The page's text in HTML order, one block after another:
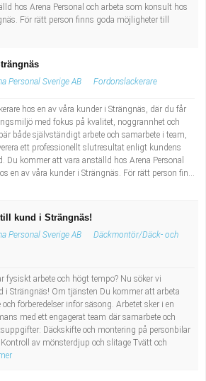
hos Arena Personal och arbeta som konsult hos
För rätt person finns goda möjligheter till
Personal Sverige AB Fordonslackerare
hos en av våra kunder i Strängnäs, där du får
med fokus på kvalitet, noggrannhet och
både självständigt arbete och samarbete i team,
ett professionellt slutresultat enligt kundens
Du kommer att vara anställd hos Arena Personal
en av våra kunder i Strängnäs. För rätt person fin...
kund i Strängnäs!
Personal Sverige AB
Däckmontör/Däck- och
fysiskt arbete och högt tempo? Nu söker vi
i Strängnäs! Om tjänsten Du kommer att arbeta
förberedelser inför säsong. Arbetet sker i en
med ett engagerat team där samarbete och
Däckskifte och montering på personbilar
av mönsterdjup och slitage Tvätt och